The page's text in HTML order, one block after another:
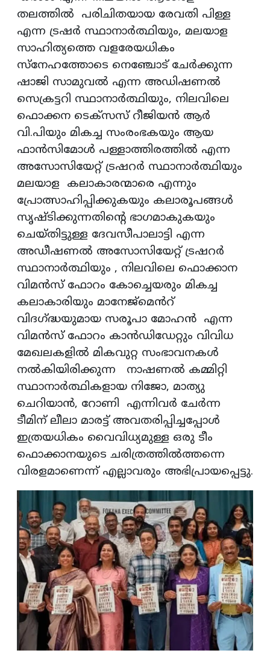
തലത്തില്‍ പരിചിതയായ രേവതി പിള്ള
എന്ന ട്രഷർ സ്ഥാനാര്‍ത്ഥിയും, മലയാള
സാഹിത്യത്തെ വളരേയധികം
സ്നേഹത്തോടെ നെഞ്ചോട് ചേർക്കുന്ന
ഷാജി സാമുവൽ എന്ന അഡിഷണൽ
സെക്രട്ടറി സ്ഥാനാർത്ഥിയും, നിലവിലെ
ഫൊക്കന ടെക്സസ് റീജിയൻ ആര്‍
വി.പിയും മികച്ച സംരംഭകയും ആയ
ഫാൻസിമോൾ പള്ളാത്തിരത്തിൽ എന്ന
അസോസിയേറ്റ് ട്രഷറര്‍ സ്ഥാനാര്‍ത്ഥിയും
മലയാള കലാകാരന്മാരെ എന്നും
പ്രോത്സാഹിപ്പിക്കുകയും കലാരൂപങ്ങൾ
സൃഷ്ടിക്കുന്നതിന്റെ ഭാഗമാകുകയും
ചെയ്തിട്ടുള്ള ദേവസീപാലാട്ടി എന്ന
അഡീഷണല്‍ അസോസിയേറ്റ് ട്രഷറര്‍
സ്ഥാനാര്‍ത്ഥിയും , നിലവിലെ ഫൊക്കാന
വിമൻസ് ഫോറം കോച്ചെയരും മികച്ച
കലാകാരിയും മാനേജ്മെൻറ്
വിദഗ്ദ്ധയുമായ സരൂപാ മോഹന്‍ എന്ന
വിമൻസ് ഫോറം കാൻഡിഡേറ്റും വിവിധ
മേഖലകളിൽ മികവുറ്റ സംഭാവനകൾ
നൽകിയിരിക്കുന്ന നാഷണല്‍ കമ്മിറ്റി
സ്ഥാനാര്‍ത്ഥികളായ നിജോ, മാത്യു
ചെറിയാന്‍, റോണി എന്നിവർ ചേർന്ന
ടീമിന് ലീലാ മാരട്ട് അവതരിപ്പിച്ചപ്പോൾ
ഇത്രയധികം വൈവിധ്യമുള്ള ഒരു ടീം
ഫൊക്കാനയുടെ ചരിത്രത്തിൽത്തന്നെ
വിരളമാണെന്ന് എല്ലാവരും അഭിപ്രായപ്പെട്ടു.